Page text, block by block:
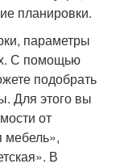
планировки.
параметры
С помощью
подобрать
Для этого вы
от
В